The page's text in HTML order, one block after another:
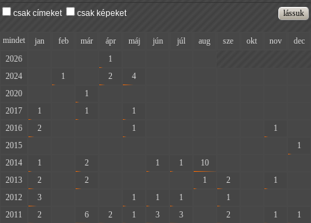
csak címeket
csak képeket
mindet jan feb már ápr máj jún júl aug sze okt nov
dec
2026
1
2024
1 2 4
2020
1
2017
1 1 1
2016
2 1 1
2015
1
2014
1 2 1 1 10
2013
2 2 1 2 1
2012
3 1 1 1 1
2011
2 6 2 1 3 3 2 1
1